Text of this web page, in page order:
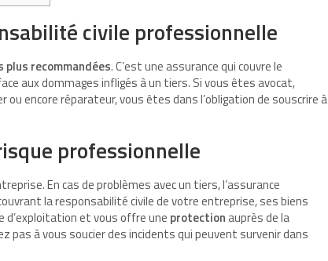
civile professionnelle
plus recommandées. C’est une assurance qui couvre le
aux dommages infligés à un tiers. Si vous êtes avocat,
encore réparateur, vous êtes dans l’obligation de souscrire à
professionnelle
En cas de problèmes avec un tiers, l’assurance
la responsabilité civile de votre entreprise, ses biens
d’exploitation et vous offre une protection auprès de la
pas à vous soucier des incidents qui peuvent survenir dans